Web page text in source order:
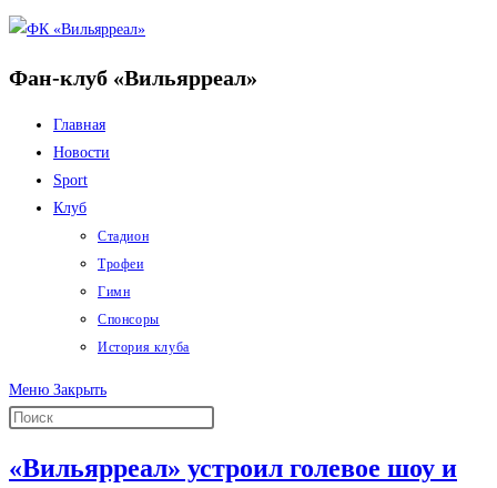
Перейти
содержимому
Фан-клуб «Вильярреал»
Главная
Новости
Sport
Клуб
Стадион
Трофеи
Гимн
Спонсоры
История клуба
Меню Закрыть
«Вильярреал» устроил голевое шоу и